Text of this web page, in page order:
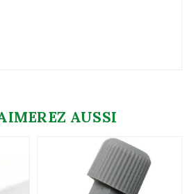
AUSSI